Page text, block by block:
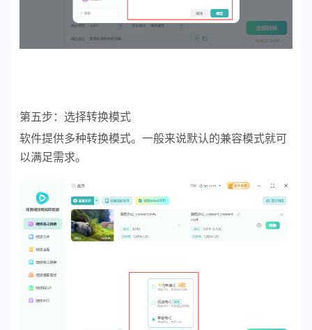
第五步：选择转换模式
软件提供多种转换模式。一般来说默认的兼容模式就可
以满足需求。